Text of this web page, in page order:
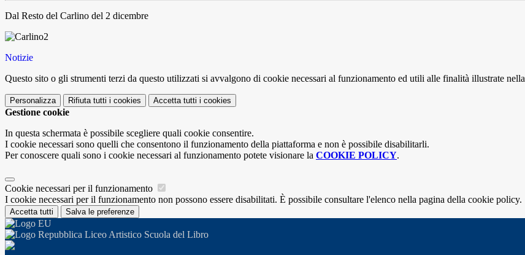
Dal Resto del Carlino del 2 dicembre
Notizie
Questo sito o gli strumenti terzi da questo utilizzati si avvalgono di cookie necessari al funzionamento ed utili alle finalità illustrate nella
Personalizza Rifiuta tutti i cookies Accetta tutti i cookies
Gestione cookie
In questa schermata è possibile scegliere quali cookie consentire.
I cookie necessari sono quelli che consentono il funzionamento della piattaforma e non è possibile disabilitarli.
Per conoscere quali sono i cookie necessari al funzionamento potete visionare la COOKIE POLICY.
Cookie necessari per il funzionamento
I cookie necessari per il funzionamento non possono essere disabilitati. È possibile consultare l'elenco nella pagina della cookie policy.
Accetta tutti Salva le preferenze
Liceo Artistico Scuola del Libro